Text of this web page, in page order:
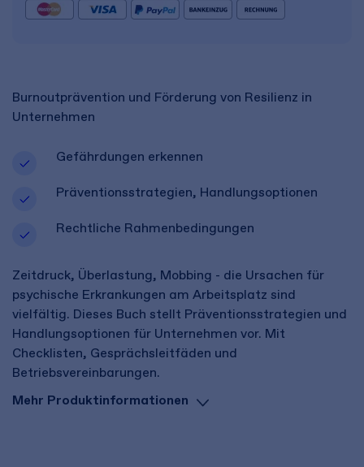
Burnoutprävention und Förderung von Resilienz in
Unternehmen
Gefährdungen erkennen
Präventionsstrategien, Handlungsoptionen
Rechtliche Rahmenbedingungen
Zeitdruck, Überlastung, Mobbing - die Ursachen für
psychische Erkrankungen am Arbeitsplatz sind
vielfältig. Dieses Buch stellt Präventionsstrategien und
Handlungsoptionen für Unternehmen vor. Mit
Checklisten, Gesprächsleitfäden und
Betriebsvereinbarungen.
Mehr Produktinformationen